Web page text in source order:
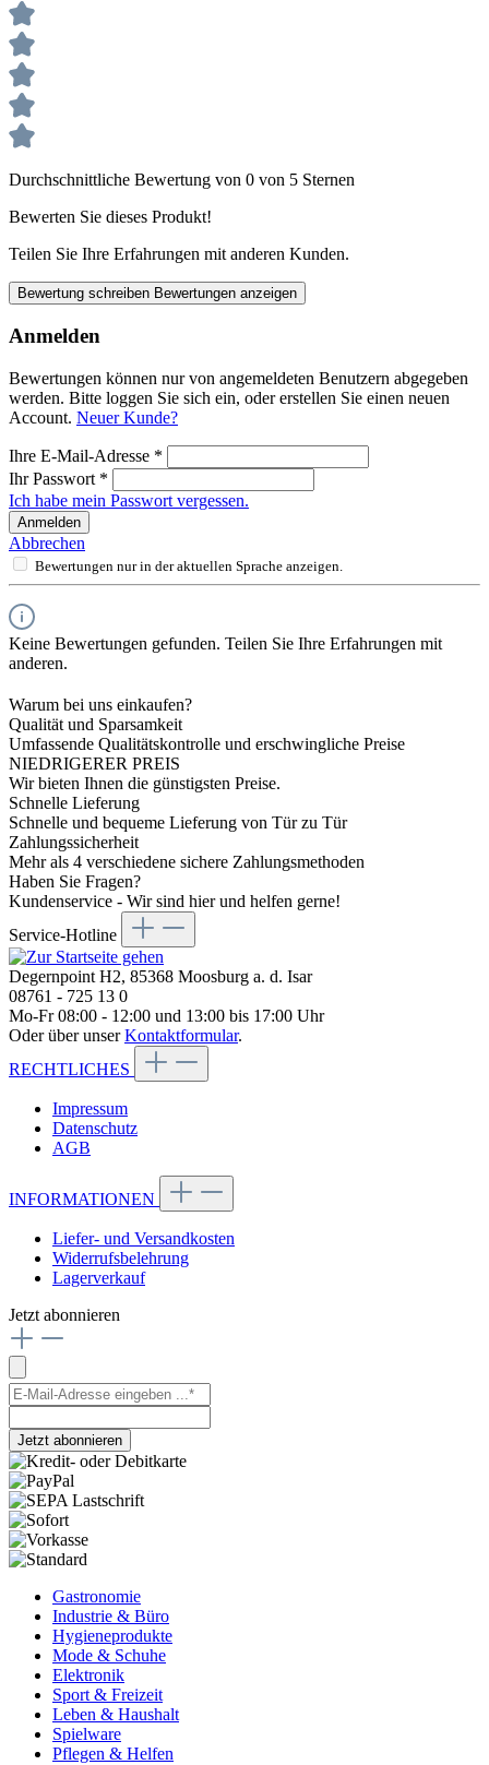
Durchschnittliche Bewertung von 0 von 5 Sternen
Bewerten Sie dieses Produkt!
Teilen Sie Ihre Erfahrungen mit anderen Kunden.
Bewertung schreiben Bewertungen anzeigen
Anmelden
Bewertungen können nur von angemeldeten Benutzern abgegeben
werden. Bitte loggen Sie sich ein, oder erstellen Sie einen neuen
Account. Neuer Kunde?
Ihre E-Mail-Adresse *
Ihr Passwort *
Ich habe mein Passwort vergessen.
Anmelden
Abbrechen
Bewertungen nur in der aktuellen Sprache anzeigen.
Keine Bewertungen gefunden. Teilen Sie Ihre Erfahrungen mit
anderen.
Warum bei uns einkaufen?
Qualität und Sparsamkeit
Umfassende Qualitätskontrolle und erschwingliche Preise
NIEDRIGERER PREIS
Wir bieten Ihnen die günstigsten Preise.
Schnelle Lieferung
Schnelle und bequeme Lieferung von Tür zu Tür
Zahlungssicherheit
Mehr als 4 verschiedene sichere Zahlungsmethoden
Haben Sie Fragen?
Kundenservice - Wir sind hier und helfen gerne!
Service-Hotline
Degernpoint H2, 85368 Moosburg a. d. Isar
08761 - 725 13 0
Mo-Fr 08:00 - 12:00 und 13:00 bis 17:00 Uhr
Oder über unserKontaktformular.
RECHTLICHES
Impressum
Datenschutz
AGB
INFORMATIONEN
Liefer- und Versandkosten
Widerrufsbelehrung
Lagerverkauf
Jetzt abonnieren
Jetzt abonnieren
Gastronomie
Industrie & Büro
Hygieneprodukte
Mode & Schuhe
Elektronik
Sport & Freizeit
Leben & Haushalt
Spielware
Pflegen & Helfen